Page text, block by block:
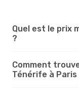
Quel est le prix
?
Comment
Ténérife à Paris